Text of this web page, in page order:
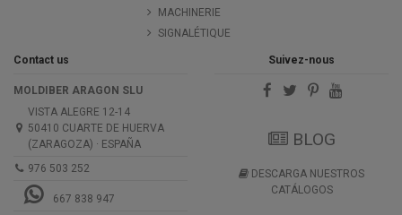
MACHINERIE
SIGNALÉTIQUE
Contact us
MOLDIBER ARAGON SLU
VISTA ALEGRE 12-14
50410 CUARTE DE HUERVA
(ZARAGOZA) · ESPAÑA
976 503 252
667 838 947
Suivez-nous
BLOG
DESCARGA NUESTROS
CATÁLOGOS